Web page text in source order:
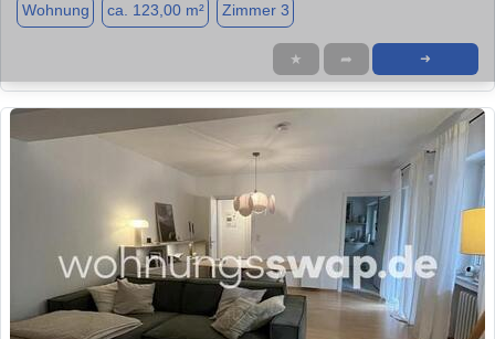
Wohnung ca. 123,00 m² Zimmer 3
★ ➦ ➜